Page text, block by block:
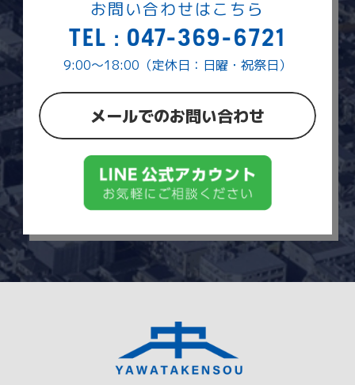
お問い合わせはこちら
TEL : 047-369-6721
9:00～18:00（定休日：日曜・祝祭日）
メールでのお問い合わせ